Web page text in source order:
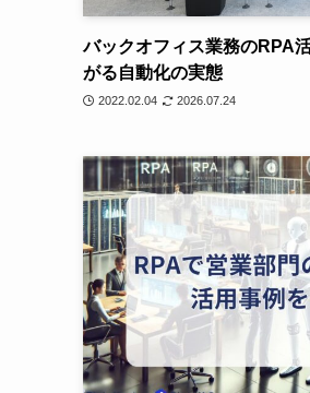
バックオフィス業務のRPA
がる自動化の実態
2022.02.04 2026.07.24